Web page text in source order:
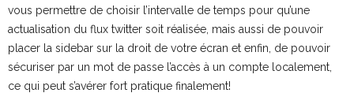
vous permettre de choisir l’intervalle de temps pour qu’une
actualisation du flux twitter soit réalisée, mais aussi de pouvoir
placer la sidebar sur la droit de votre écran et enfin, de pouvoir
sécuriser par un mot de passe l’accès à un compte localement,
ce qui peut s’avérer fort pratique finalement!